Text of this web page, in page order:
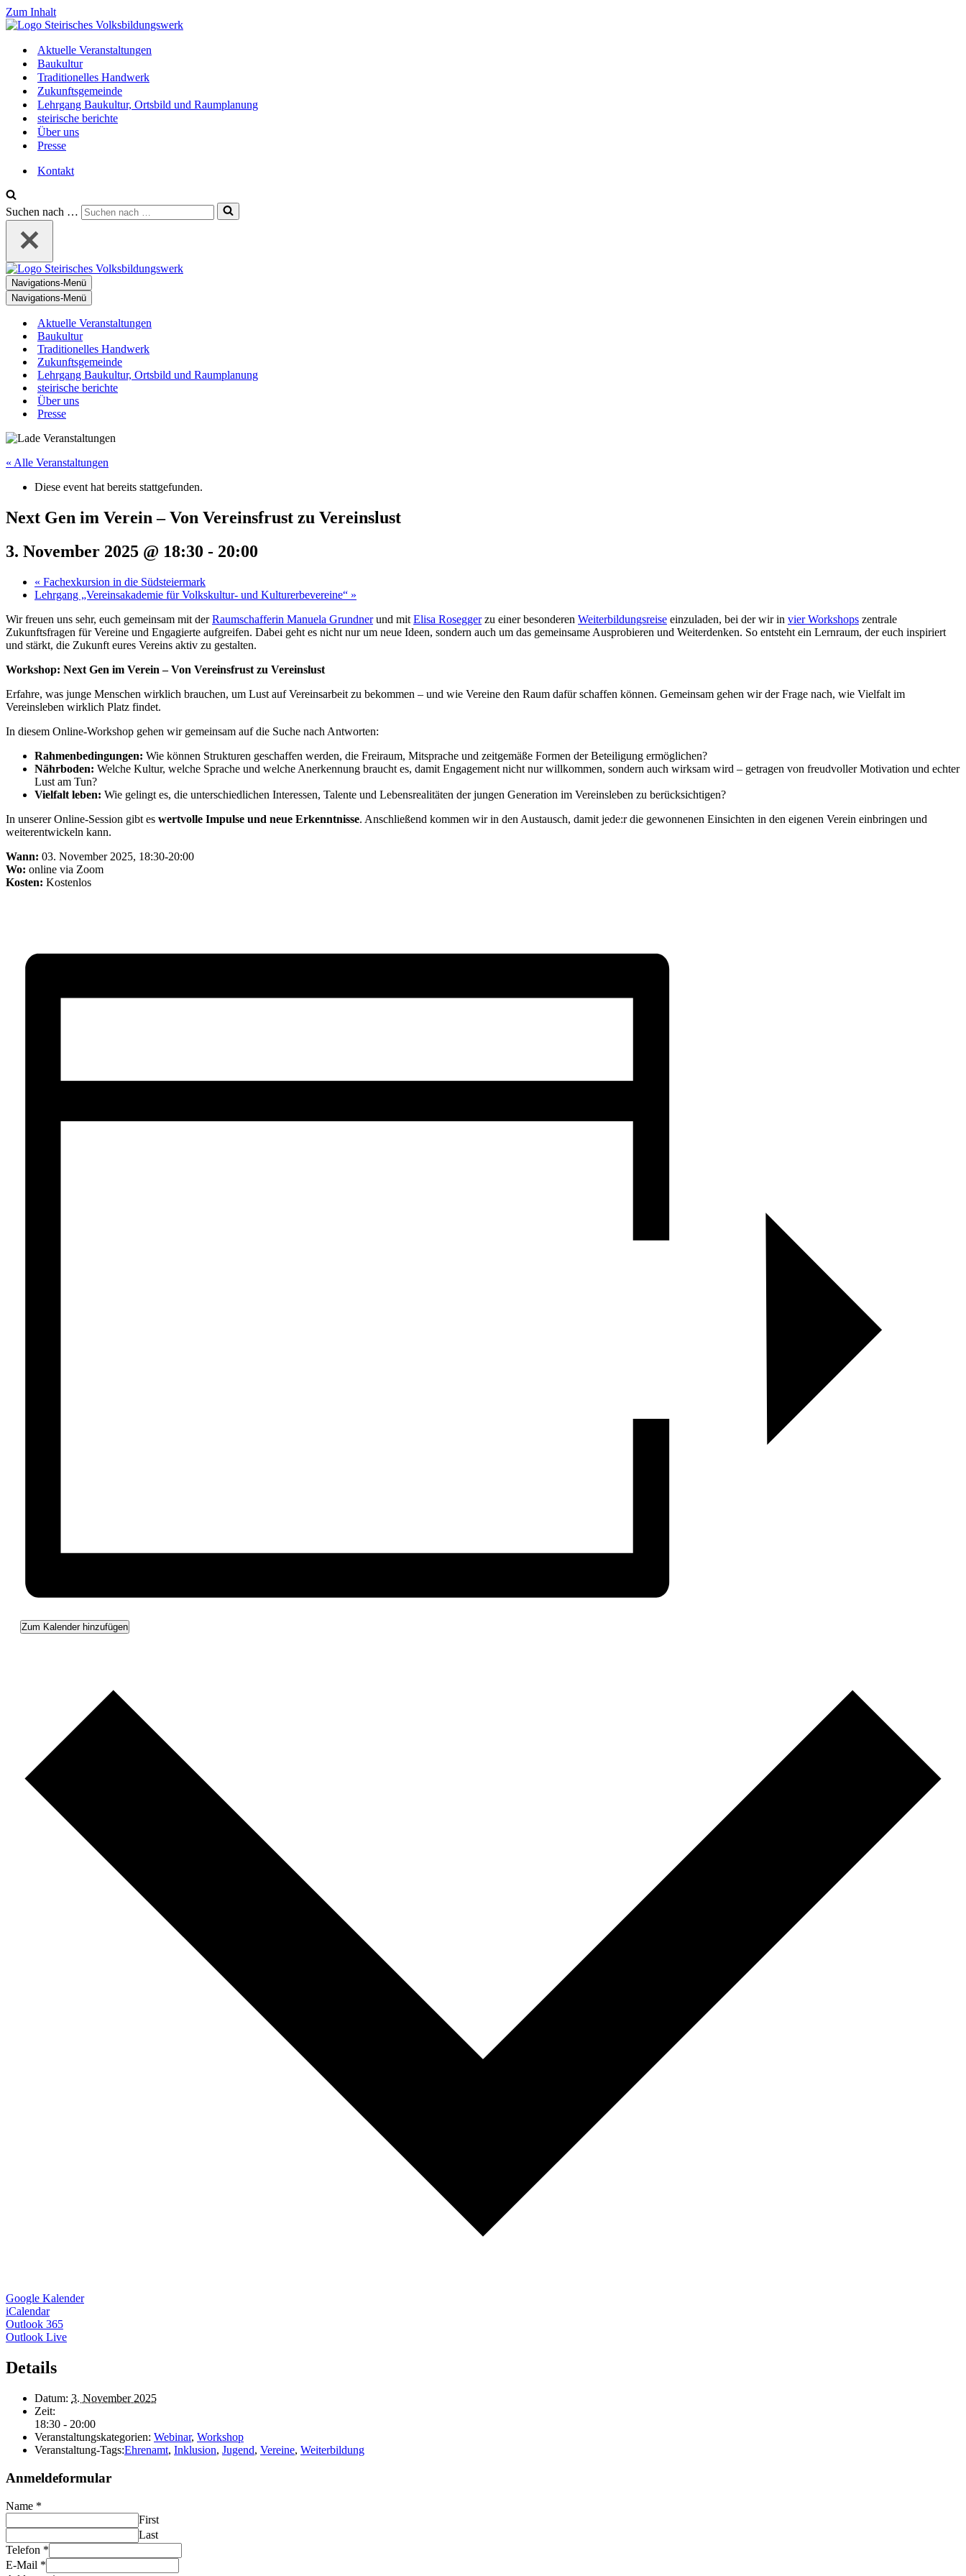
Zum Inhalt
Aktuelle Veranstaltungen
Baukultur
Traditionelles Handwerk
Zukunftsgemeinde
Lehrgang Baukultur, Ortsbild und Raumplanung
steirische berichte
Über uns
Presse
Kontakt
Suchen nach …
Navigations-Menü
Navigations-Menü
Aktuelle Veranstaltungen
Baukultur
Traditionelles Handwerk
Zukunftsgemeinde
Lehrgang Baukultur, Ortsbild und Raumplanung
steirische berichte
Über uns
Presse
« Alle Veranstaltungen
Diese event hat bereits stattgefunden.
Next Gen im Verein – Von Vereinsfrust zu Vereinslust
3. November 2025 @ 18:30 - 20:00
« Fachexkursion in die Südsteiermark
Lehrgang „Vereinsakademie für Volkskultur- und Kulturerbevereine“ »
Wir freuen uns sehr, euch gemeinsam mit derRaumschafferin Manuela Grundnerund mit Elisa Roseggerzu einer besonderen Weiterbildungsreise einzuladen, bei der wir in vier Workshops zentrale
Zukunftsfragen für Vereine und Engagierte aufgreifen. Dabei geht es nicht nur um neue Ideen, sondern auch um das gemeinsame Ausprobieren und Weiterdenken. So entsteht ein Lernraum, der euch inspiriert
und stärkt, die Zukunft eures Vereins aktiv zu gestalten.
Workshop: Next Gen im Verein – Von Vereinsfrust zu Vereinslust
Erfahre, was junge Menschen wirklich brauchen, um Lust auf Vereinsarbeit zu bekommen – und wie Vereine den Raum dafür schaffen können. Gemeinsam gehen wir der Frage nach, wie Vielfalt im
Vereinsleben wirklich Platz findet.
In diesem Online-Workshop gehen wir gemeinsam auf die Suche nach Antworten:
Rahmenbedingungen: Wie können Strukturen geschaffen werden, die Freiraum, Mitsprache und zeitgemäße Formen der Beteiligung ermöglichen?
Nährboden: Welche Kultur, welche Sprache und welche Anerkennung braucht es, damit Engagement nicht nur willkommen, sondern auch wirksam wird – getragen von freudvoller Motivation und echter
Lust am Tun?
Vielfalt leben: Wie gelingt es, die unterschiedlichen Interessen, Talente und Lebensrealitäten der jungen Generation im Vereinsleben zu berücksichtigen?
In unserer Online-Session gibt es wertvolle Impulse und neue Erkenntnisse. Anschließend kommen wir in den Austausch, damit jede:r die gewonnenen Einsichten in den eigenen Verein einbringen und
weiterentwickeln kann.
Wann: 03. November 2025, 18:30-20:00
Wo: online via Zoom
Kosten: Kostenlos
Zum Kalender hinzufügen
Google Kalender
iCalendar
Outlook 365
Outlook Live
Details
Datum: 3. November 2025
Zeit:
18:30 - 20:00
Veranstaltungskategorien: Webinar, Workshop
Veranstaltung-Tags:Ehrenamt, Inklusion, Jugend, Vereine, Weiterbildung
Anmeldeformular
Name *
First
Last
Telefon *
E-Mail *